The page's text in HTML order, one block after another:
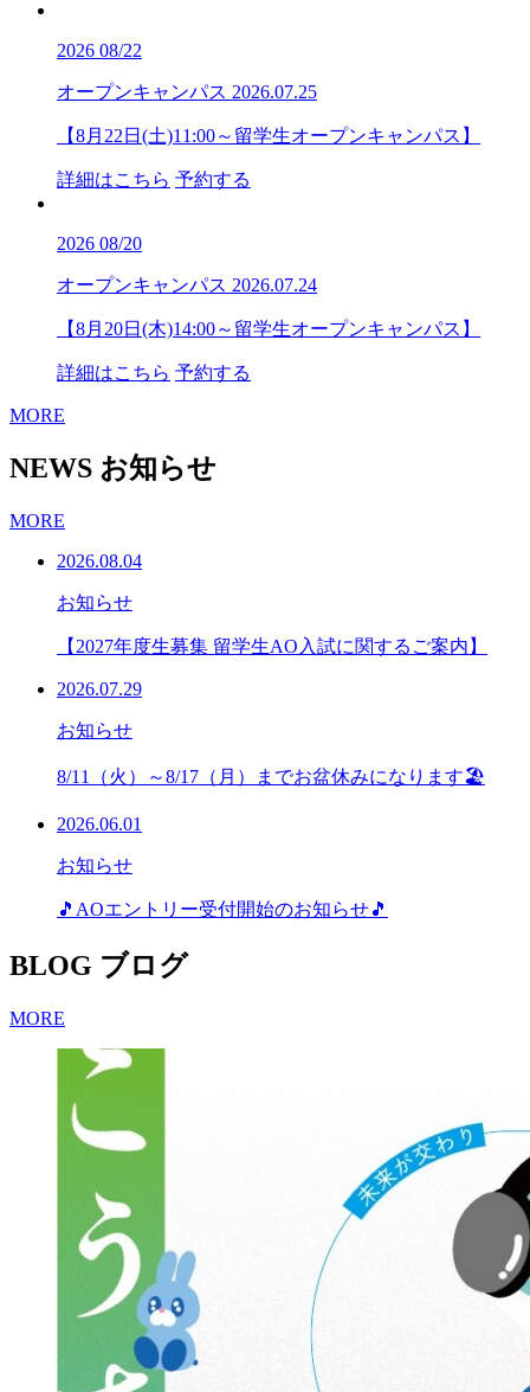
2026 08/22
オープンキャンパス 2026.07.25
【8月22日(土)11:00～留学生オープンキャンパス】
詳細はこちら 予約する
2026 08/20
オープンキャンパス 2026.07.24
【8月20日(木)14:00～留学生オープンキャンパス】
詳細はこちら 予約する
MORE
NEWS お知らせ
MORE
2026.08.04
お知らせ
【2027年度生募集 留学生AO入試に関するご案内】
2026.07.29
お知らせ
8/11（火）～8/17（月）までお盆休みになります🏖
2026.06.01
お知らせ
🎵AOエントリー受付開始のお知らせ🎵
BLOG ブログ
MORE